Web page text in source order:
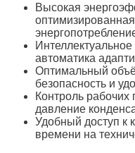
Высокая
автоматика
Оптимальный
безопасность и
Контроль
давление
Удобный доступ к
времени на